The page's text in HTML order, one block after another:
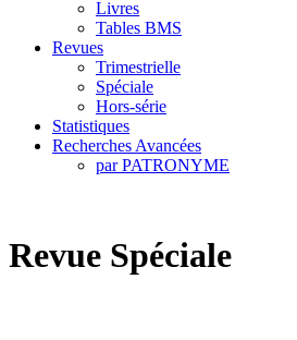
Livres
Tables BMS
Revues
Trimestrielle
Spéciale
Hors-série
Statistiques
Recherches Avancées
par PATRONYME
Revue Spéciale